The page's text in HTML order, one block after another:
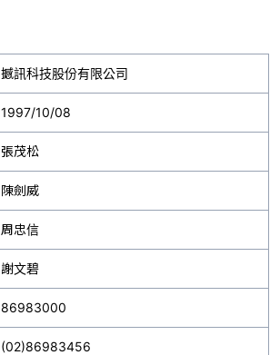
撼訊科技股份有限公司
1997/10/08
張茂松
陳劍威
周忠信
謝文碧
86983000
(02)86983456